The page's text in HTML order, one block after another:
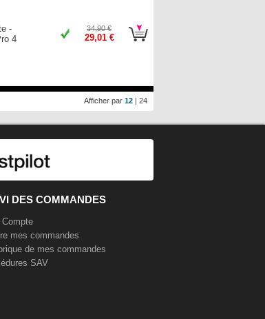
-
4
34,90 €
29,01 €
Afficher par 12 | 24
DES COMMANDES
Compte
mes commandes
de mes commandes
SAV